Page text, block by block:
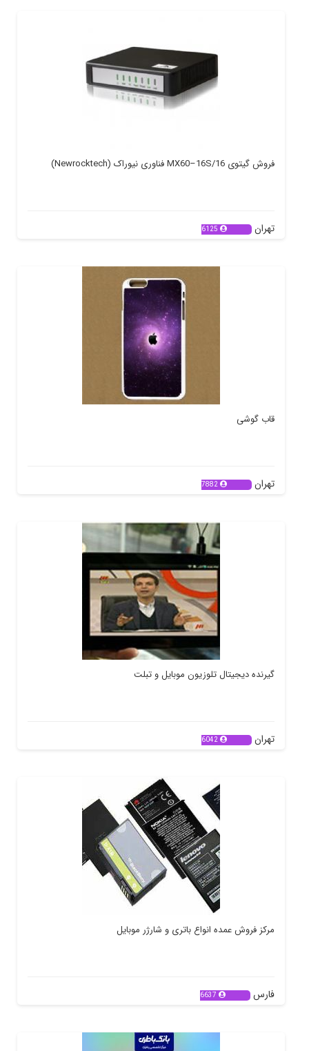
فروش گیتوی MX60–16S/16 فناوری نیوراک (Newrocktech)
تهران 6125
قاب گوشی
تهران 7882
گیرنده دیجیتال تلوزیون موبایل و تبلت
تهران 6042
مرکز فروش عمده انواع باتری و شارژر موبایل
فارس 6637